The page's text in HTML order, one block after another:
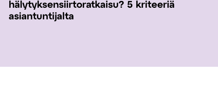
hälytyksensiirtoratkaisu? 5 kriteeriä
asiantuntijalta